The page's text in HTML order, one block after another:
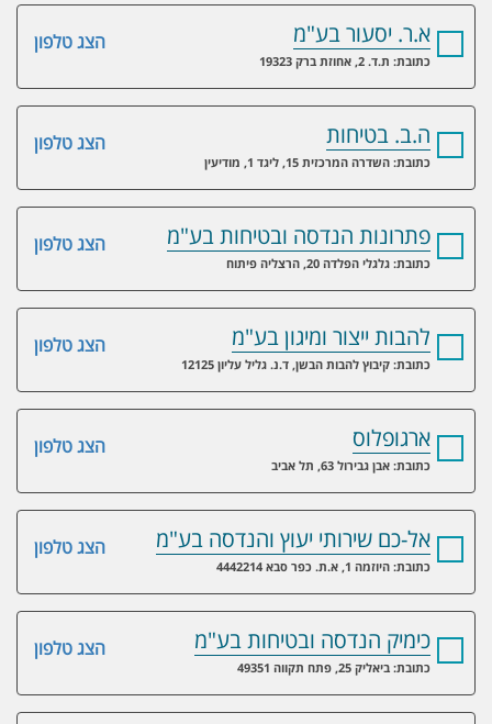
הצג טלפון א.ר. יסעור בע"מ
כתובת: ת.ד. 2, אחוזת ברק 19323
הצג טלפון ה.ב. בטיחות
כתובת: השדרה המרכזית 15, ליגד 1, מודיעין
הצג טלפון פתרונות הנדסה ובטיחות בע"מ
כתובת: גלגלי הפלדה 20, הרצליה פיתוח
הצג טלפון להבות ייצור ומיגון בע"מ
כתובת: קיבוץ להבות הבשן, ד.נ. גליל עליון 12125
הצג טלפון ארגופלוס
כתובת: אבן גבירול 63, תל אביב
הצג טלפון אל-כם שירותי יעוץ והנדסה בע"מ
כתובת: היוזמה 1, א.ת. כפר סבא 4442214
הצג טלפון כימיק הנדסה ובטיחות בע"מ
כתובת: ביאליק 25, פתח תקווה 49351